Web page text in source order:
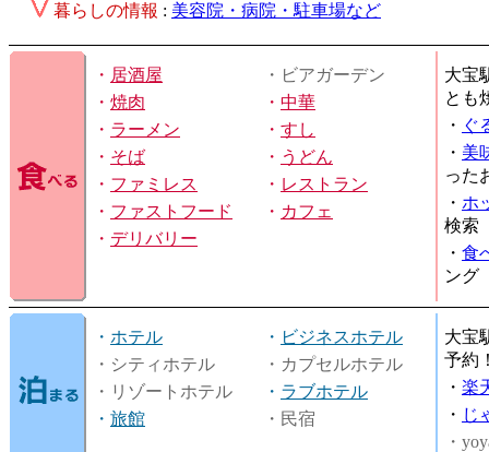
暮らしの情報 : 美容院・病院・駐車場など
・ 居酒屋
・ビアガーデン
・ 焼肉 ・ 中華
・ ラーメン ・ すし
・ そば ・ うどん
・ ファミレス ・ レストラン
・ ファストフード ・ カフェ
・ デリバリー
大宝
とも
・ ぐ
・ 美
った
・ ホ
検索
・ 食
ング
・ ホテル ・ ビジネスホテル
・シティホテル
・カプセルホテル
・リゾートホテル
・ ラブホテル
・ 旅館 ・民宿
大宝
予約
・ 楽
・ じ
・